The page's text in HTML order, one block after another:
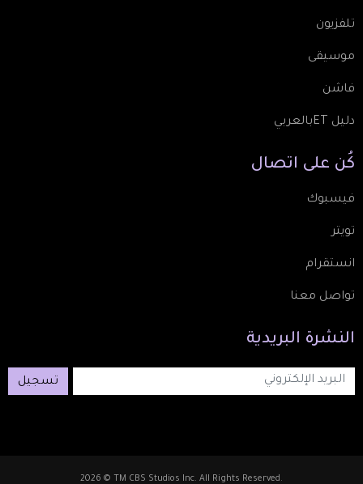
تلفزيون
موسيقى
فاشن
دليل ETبالعربي
كُن على اتصال
فيسبوك
تويتر
انستقرام
تواصل معنا
النشرة البريدية
تسجيل
2026 © TM CBS Studios Inc. All Rights Reserved.